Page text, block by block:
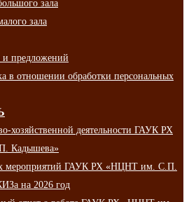
зала
зала
и предложений
в отношении обработки персональных
хозяйственной деятельности ГАУК РХ
Кадышева»
мероприятий ГАУК РХ «НЦНТ им. С.П.
на 2026 год